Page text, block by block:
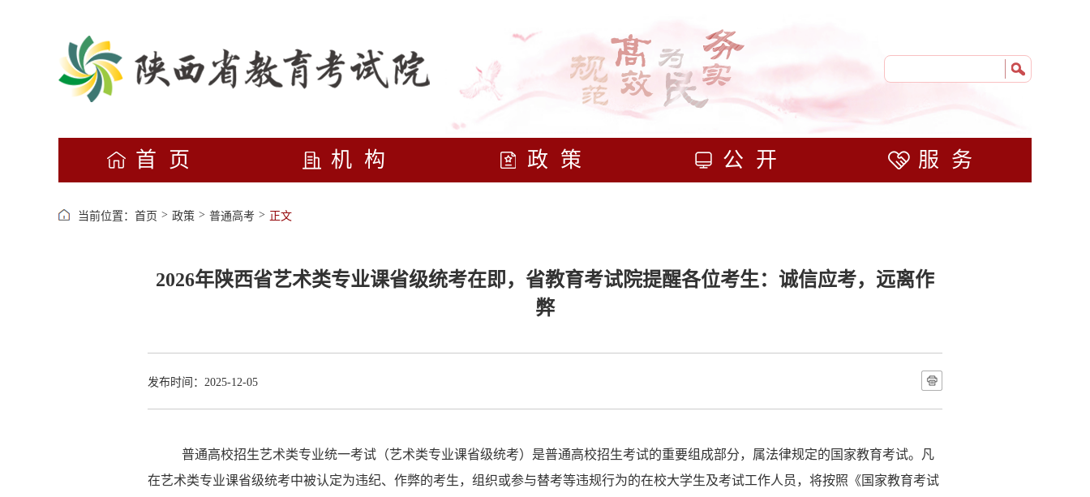
首页 机构 政策 公开 服务
当前位置： 首页 > 政策 > 普通高考 > 正文
2026年陕西省艺术类专业课省级统考在即，省教育考试院提醒各位考生：诚信应考，远离作
弊
发布时间：2025-12-05
普通高校招生艺术类专业统一考试（艺术类专业课省级统考）是普通高校招生考试的重要组成部分，属法律规定的国家教育考试。凡
在艺术类专业课省级统考中被认定为违纪、作弊的考生，组织或参与替考等违规行为的在校大学生及考试工作人员，将按照《国家教育考试